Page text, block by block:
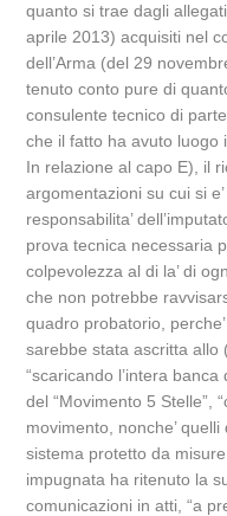
quanto si trae dagli
aprile 2013) acquisiti nel
dell’Arma (del 29
tenuto conto pure di
consulente tecnico di
che il fatto ha avuto luogo
In relazione al capo E), il
argomentazioni su cui si
responsabilita’
prova tecnica necessaria
colpevolezza al di la’ di
che non potrebbe
quadro probatorio,
sarebbe stata ascritta allo
“scaricando l’intera
del “Movimento 5 Stelle”,
movimento, nonche’
sistema protetto da
impugnata ha ritenuto la
comunicazioni in atti, “a